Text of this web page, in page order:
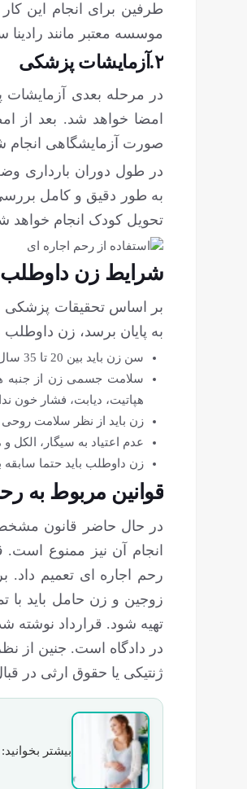
طرفین برای انجام این
موسسه معتبر مانند رادینا
۲.آزمایشات پزشکی
در مرحله بعدی آزمایشات
امضا خواهد شد. بعد از
صورت آزمایشگاهی انجام
در طول دوران بارداری
به طور دقیق و کامل
تحویل کودک انجام خواهد
شرایط زن داوطلب
بر اساس تحقیقات پزشکی
به پایان برسد، زن
سن زن باید بین 20 تا 35 سال باشد. در برخی موارد تا سن 40 سال نیز قابل قبول است.
سلامت جسمی زن از جنبه‏
هپاتیت، دیابت، فشار خون
زن باید از نظر سلامت روحی
عدم اعتیاد به سیگار، الکل
زن داوطلب باید حتما سابقه
قوانین مربوط به
در حال حاضر قانون مشخص
رحم اجاره ای تعمیم
زوجین و زن حامل باید با
تهیه شود. قرارداد نوشته
در دادگاه است. جنین از
ژنتیکی یا حقوق ارثی در
بیشتر بخوانید: